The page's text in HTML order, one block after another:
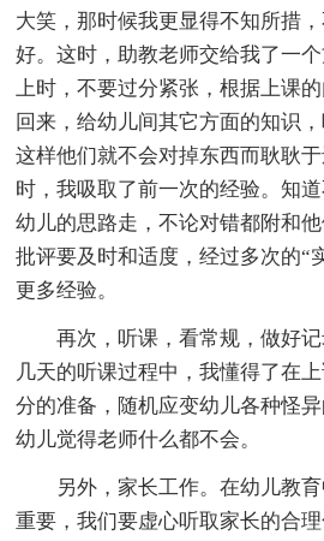
大笑，那时候我更显得不知所措
好。这时，助教老师交给我了一
上时，不要过分紧张，根据上课
回来，给幼儿间其它方面的知识
这样他们就不会对掉东西而耿耿
时，我吸取了前一次的经验。知
幼儿的思路走，不论对错都附和
批评要及时和适度，经过多次的“
更多经验。
再次，听课，看常规，做好
几天的听课过程中，我懂得了在
分的准备，随机应变幼儿各种怪
幼儿觉得老师什么都不会。
另外，家长工作。在幼儿教
重要，我们要虚心听取家长的合